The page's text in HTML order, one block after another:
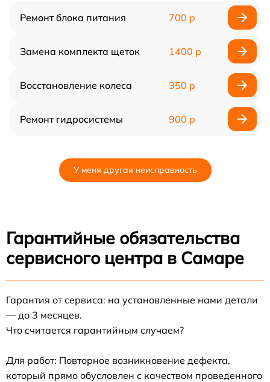
Ремонт блока питания 700 р
Замена комплекта щеток 1400 р
Восстановление колеса 350 р
Ремонт гидросистемы 900 р
У меня другая неисправность
Гарантийные обязательства
сервисного центра в Самаре
Гарантия от сервиса: на установленные нами детали
— до 3 месяцев.
Что считается гарантийным случаем?
Для работ: Повторное возникновение дефекта,
который прямо обусловлен с качеством проведенного